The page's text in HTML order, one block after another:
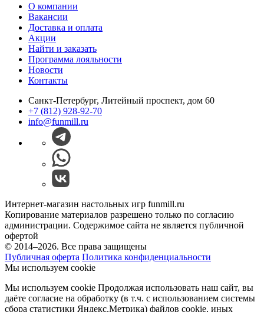
О компании
Вакансии
Доставка и оплата
Акции
Найти и заказать
Программа лояльности
Новости
Контакты
Санкт-Петербург, Литейный проспект, дом 60
+7 (812) 928-92-70
info@funmill.ru
Интернет-магазин настольных игр funmill.ru
Копирование материалов разрешено только по согласию
администрации. Содержимое сайта не является публичной
офертой
© 2014–2026. Все права защищены
Публичная оферта Политика конфиденциальности
Мы используем cookie
Мы используем cookie Продолжая использовать наш cайт, вы
даёте согласие на обработку (в т.ч. с использованием системы
сбора статистики Яндекс.Метрика) файлов cookie, иных